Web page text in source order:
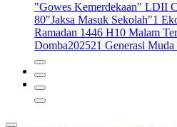
"Gowes Kemerdekaan" LDII
80"Jaksa Masuk Sekolah"1
Ramadan 1446 H10 Malam
Domba202521 Generasi